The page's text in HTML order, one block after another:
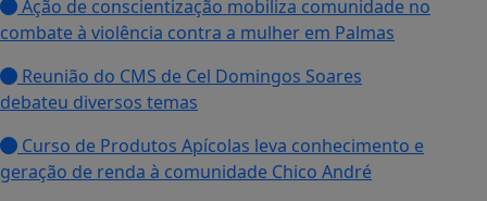
Ação de conscientização mobiliza comunidade no
combate à violência contra a mulher em Palmas
Reunião do CMS de Cel Domingos Soares
debateu diversos temas
Curso de Produtos Apícolas leva conhecimento e
geração de renda à comunidade Chico André